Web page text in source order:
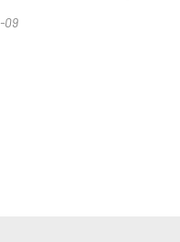
09